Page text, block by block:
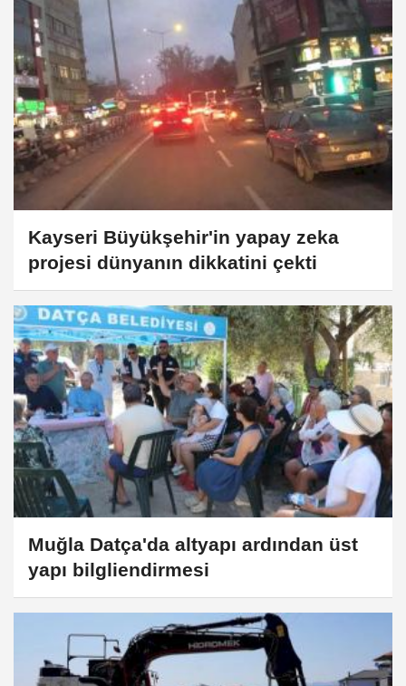
Kayseri Büyükşehir'in yapay zeka
projesi dünyanın dikkatini çekti
Muğla Datça'da altyapı ardından üst
yapı bilgliendirmesi